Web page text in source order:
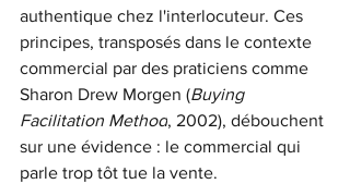
authentique chez l'interlocuteur. Ces
principes, transposés dans le contexte
commercial par des praticiens comme
Sharon Drew Morgen (Buying
Facilitation Method, 2002), débouchent
sur une évidence : le commercial qui
parle trop tôt tue la vente.